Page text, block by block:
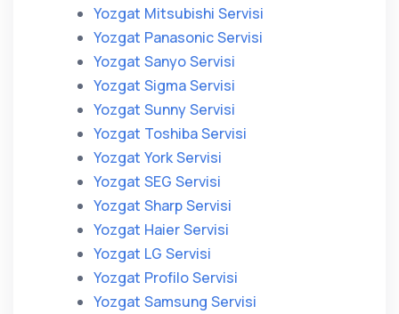
Yozgat Mitsubishi Servisi
Yozgat Panasonic Servisi
Yozgat Sanyo Servisi
Yozgat Sigma Servisi
Yozgat Sunny Servisi
Yozgat Toshiba Servisi
Yozgat York Servisi
Yozgat SEG Servisi
Yozgat Sharp Servisi
Yozgat Haier Servisi
Yozgat LG Servisi
Yozgat Profilo Servisi
Yozgat Samsung Servisi